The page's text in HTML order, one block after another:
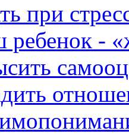
при
ребенок -